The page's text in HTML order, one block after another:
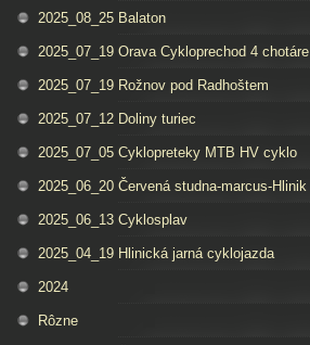
2025_08_25 Balaton
2025_07_19 Orava Cykloprechod 4 chotáre
2025_07_19 Rožnov pod Radhoštem
2025_07_12 Doliny turiec
2025_07_05 Cyklopreteky MTB HV cyklo
2025_06_20 Červená studna-marcus-Hlinik
2025_06_13 Cyklosplav
2025_04_19 Hlinická jarná cyklojazda
2024
Rôzne